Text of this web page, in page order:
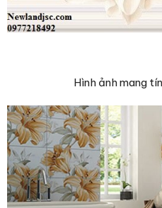
Hình ảnh mang